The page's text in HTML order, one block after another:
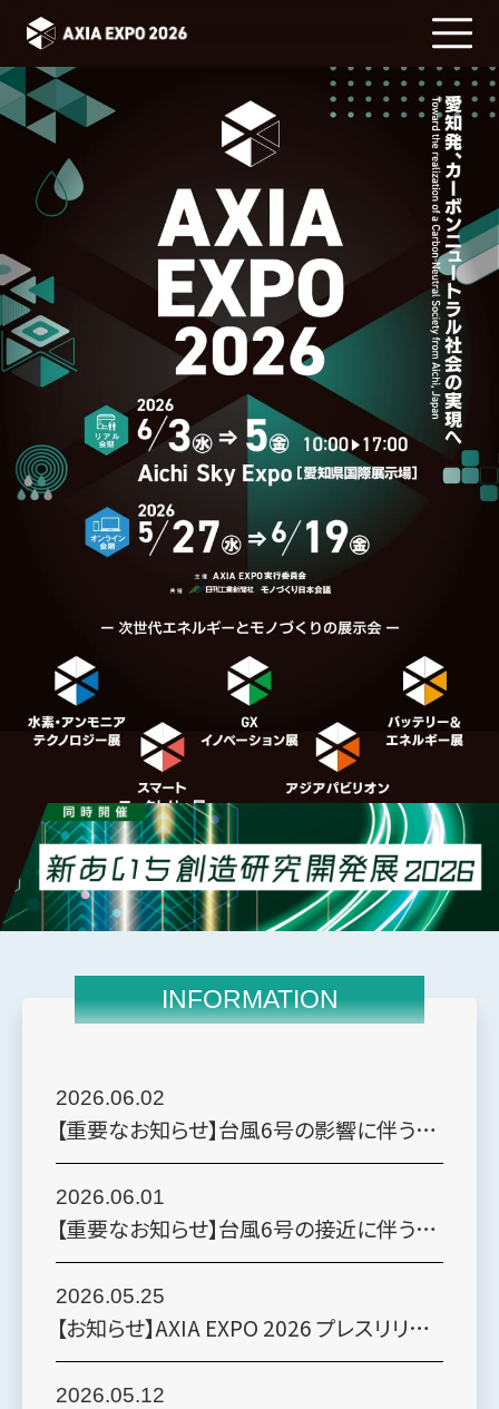
INFORMATION
2026.06.02
【重要なお知らせ】台風6号の影響に伴う会期初日（6月3日）中止のお知らせ
2026.06.01
【重要なお知らせ】台風6号の接近に伴う6月3日（水）の開催可否について
2026.05.25
【お知らせ】AXIA EXPO 2026 プレスリリースを発表しました
2026.05.12